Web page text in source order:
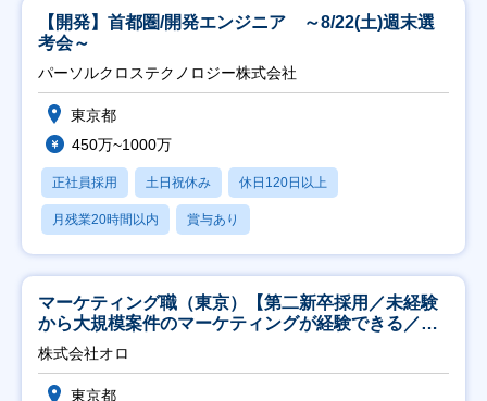
【開発】首都圏/開発エンジニア ～8/22(土)週末選
考会～
パーソルクロステクノロジー株式会社
東京都
450万~1000万
正社員採用 土日祝休み 休日120日以上
月残業20時間以内 賞与あり
マーケティング職（東京）【第二新卒採用／未経験
から大規模案件のマーケティングが経験できる／研
修充実】
株式会社オロ
東京都